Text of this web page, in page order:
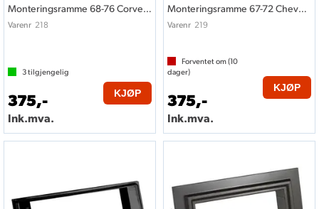
Monteringsramme 68-76 Corvette style
Varenr 218
3tilgjengelig
375,-
Ink.mva.
KJØP
Monteringsramme 67-72 Chevy truck style
Varenr 219
Forventet om (10
dager)
375,-
Ink.mva.
KJØP